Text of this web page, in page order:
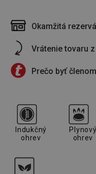
Okamžitá
Vrátenie tovaru
Prečo byť
Indukčný
ohrev
Plynový
ohrev